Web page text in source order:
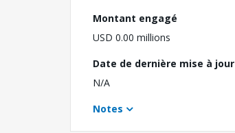
Montant engagé
USD 0.00 millions
Date de dernière mise à jour
N/A
Notes